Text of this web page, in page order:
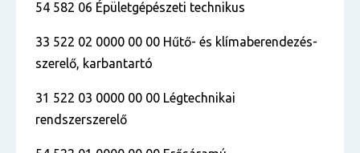
54 582 06 Épületgépészeti technikus
33 522 02 0000 00 00 Hűtő- és klímaberendezés-
szerelő, karbantartó
31 522 03 0000 00 00 Légtechnikai
rendszerszerelő